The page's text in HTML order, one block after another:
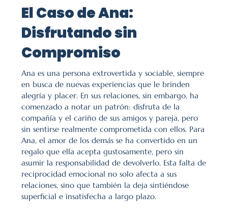
El Caso de Ana:
Disfrutando sin
Compromiso
Ana es una persona extrovertida y sociable, siempre
en busca de nuevas experiencias que le brinden
alegría y placer. En sus relaciones, sin embargo, ha
comenzado a notar un patrón: disfruta de la
compañía y el cariño de sus amigos y pareja, pero
sin sentirse realmente comprometida con ellos. Para
Ana, el amor de los demás se ha convertido en un
regalo que ella acepta gustosamente, pero sin
asumir la responsabilidad de devolverlo. Esta falta de
reciprocidad emocional no solo afecta a sus
relaciones, sino que también la deja sintiéndose
superficial e insatisfecha a largo plazo.